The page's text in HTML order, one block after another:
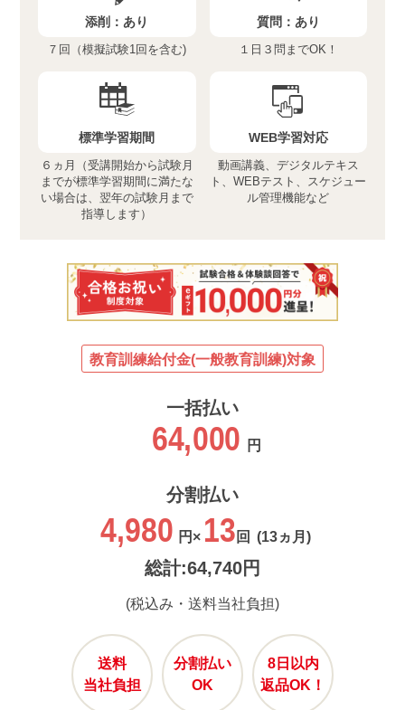
添削： あり
７回（模擬試験1回を含む)
質問： あり
１日３問までOK！
標準学習期間
６ヵ月（受講開始から試験月
までが標準学習期間に満たな
い場合は、翌年の試験月まで
指導します）
WEB学習対応
動画講義、デジタルテキス
ト、WEBテスト、スケジュー
ル管理機能など
教育訓練給付金(一般教育訓練)対象
一括払い
64,000 円
分割払い
4,980 円× 13 回 (13ヵ月)
総計:64,740円
(税込み・送料当社負担)
送料
当社負担
分割払い
OK
8日以内
返品OK！